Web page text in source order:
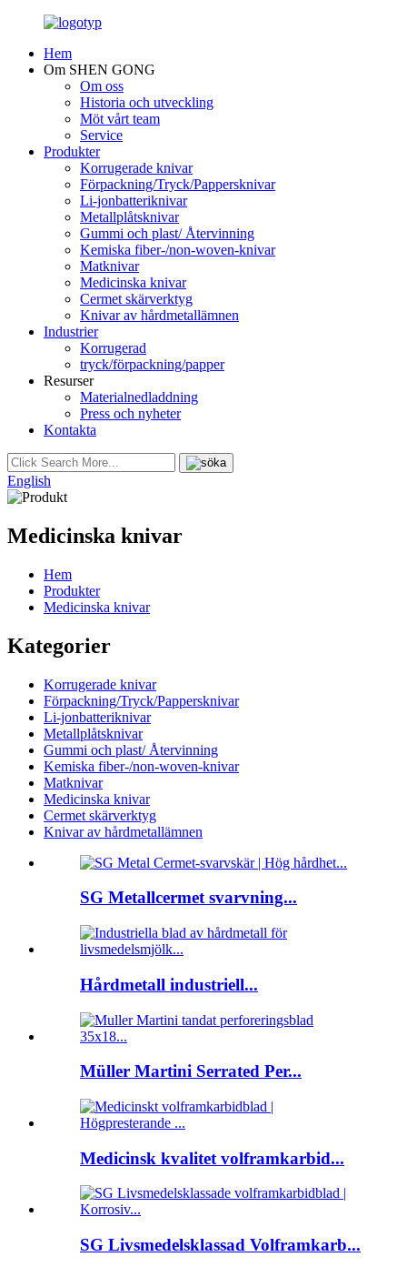
Hem
Om SHEN GONG
Om oss
Historia och utveckling
Möt vårt team
Service
Produkter
Korrugerade knivar
Förpackning/Tryck/Pappersknivar
Li-jonbatteriknivar
Metallplåtsknivar
Gummi och plast/ Återvinning
Kemiska fiber-/non-woven-knivar
Matknivar
Medicinska knivar
Cermet skärverktyg
Knivar av hårdmetallämnen
Industrier
Korrugerad
tryck/förpackning/papper
Resurser
Materialnedladdning
Press och nyheter
Kontakta
English
Medicinska knivar
Hem
Produkter
Medicinska knivar
Kategorier
Korrugerade knivar
Förpackning/Tryck/Pappersknivar
Li-jonbatteriknivar
Metallplåtsknivar
Gummi och plast/ Återvinning
Kemiska fiber-/non-woven-knivar
Matknivar
Medicinska knivar
Cermet skärverktyg
Knivar av hårdmetallämnen
SG Metallcermet svarvning...
Hårdmetall industriell...
Müller Martini Serrated Per...
Medicinsk kvalitet volframkarbid...
SG Livsmedelsklassad Volframkarb...